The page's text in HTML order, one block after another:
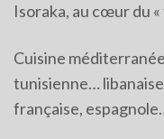
Isoraka, au cœur du «
Cuisine
tunisienne…
française,